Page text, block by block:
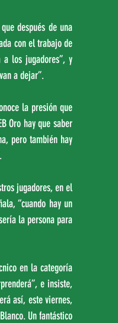
después de una
con el trabajo de
los jugadores”, y
a dejar”.
la presión que
Oro hay que saber
pero también hay
jugadores, en el
“cuando hay un
la persona para
en la categoría
e insiste,
así, este viernes,
Un fantástico